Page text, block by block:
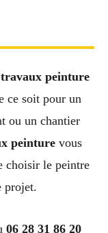
peinture
ce soit pour un
ou un chantier
peinture vous
choisir le peintre
projet.
06 28 31 86 20